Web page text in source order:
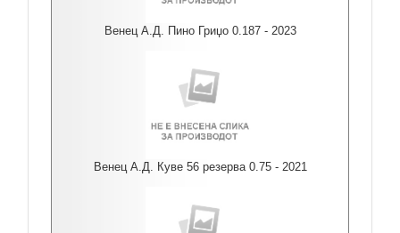
Венец А.Д. Пино Гриџо 0.187 - 2023
Венец А.Д. Куве 56 резерва 0.75 - 2021